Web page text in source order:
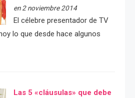
en 2 noviembre 2014
El célebre presentador de TV
lo que desde hace algunos
Las 5 «cláusulas» que debe